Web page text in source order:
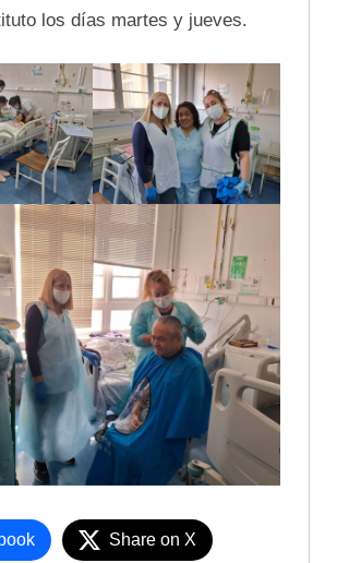
los días martes y jueves.
Share on X